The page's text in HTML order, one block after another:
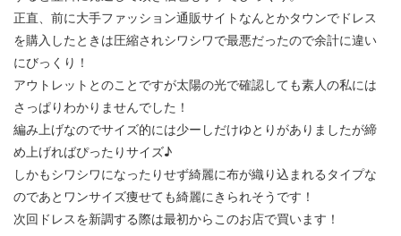
正直、前に大手ファッション通販サイトなんとかタウンでドレス
を購入したときは圧縮されシワシワで最悪だったので余計に違い
にびっくり！
アウトレットとのことですが太陽の光で確認しても素人の私には
さっぱりわかりませんでした！
編み上げなのでサイズ的には少ーしだけゆとりがありましたが締
め上げればぴったりサイズ♪
しかもシワシワになったりせず綺麗に布が織り込まれるタイプな
のであとワンサイズ痩せても綺麗にきられそうです！
次回ドレスを新調する際は最初からこのお店で買います！